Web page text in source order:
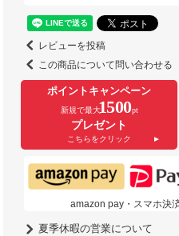
レビューを投稿
この商品について問い合わせる
ポイントキャンペーン
新規で最大1500pt
プレゼント
こちらをクリック
amazon pay・スマホ決
夏季休暇の営業について